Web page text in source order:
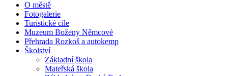
O městě
Fotogalerie
Turistické cíle
Muzeum Boženy Němcové
Přehrada Rozkoš a autokemp
Školství
Základní škola
Mateřská škola